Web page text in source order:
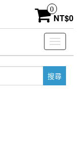
0
NT$0
Toggle